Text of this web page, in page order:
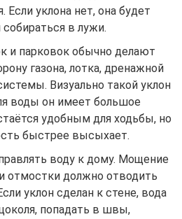
Если уклона нет, она будет
в лужи.
и парковок обычно делают
газона, лотка, дренажной
Визуально такой уклон
воды он имеет большое
удобным для ходьбы, но
быстрее высыхает.
воду к дому. Мощение
отмостки должно отводить
уклон сделан к стене, вода
попадать в швы,